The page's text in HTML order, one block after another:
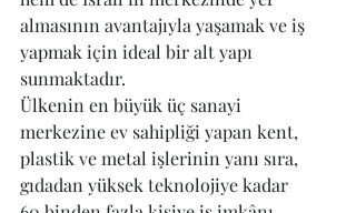
almasının avantajıyla yaşamak ve iş
yapmak için ideal bir alt yapı
sunmaktadır.
Ülkenin en büyük üç sanayi
merkezine ev sahipliği yapan kent,
plastik ve metal işlerinin yanı sıra,
gıdadan yüksek teknolojiye kadar